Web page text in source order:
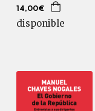
14,00€
disponible